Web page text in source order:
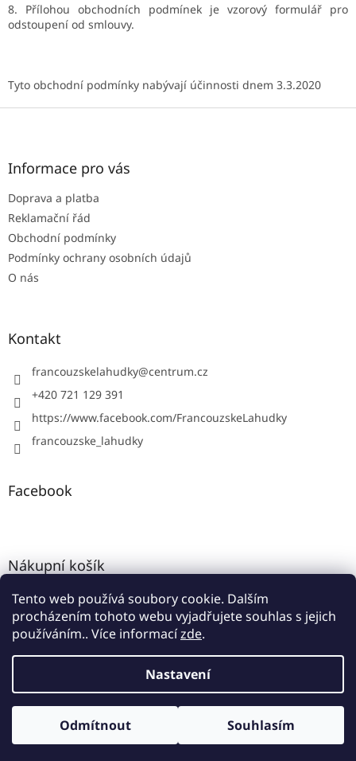
Tento web používá soubory cookie. Dalším
procházením tohoto webu vyjadřujete souhlas s jejich
používáním.. Více informacízde.
Nastavení
Odmítnout Souhlasím
8. Přílohou obchodních podmínek je vzorový formulář pro
odstoupení od smlouvy.
Tyto obchodní podmínky nabývají účinnosti dnem 3.3.2020
Z
Informace pro vás
Doprava a platba
Reklamační řád
Obchodní podmínky
Podmínky ochrany osobních údajů
O nás
Kontakt
francouzskelahudky@centrum.cz
+420 721 129 391
https://www.facebook.com/FrancouzskeLahudky
francouzske_lahudky
Facebook
Nákupní košík
0KS / 0 KČ
Copyright 2026Francouzské lahůdky. Všechna práva